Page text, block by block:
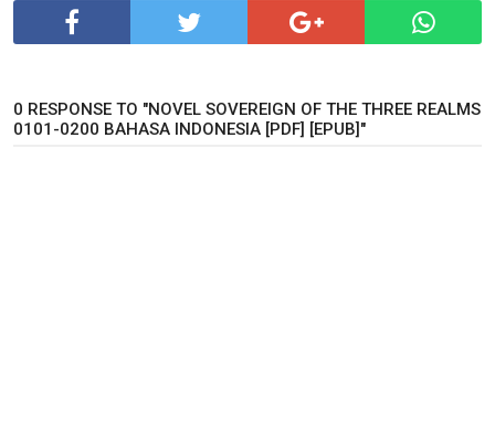
0 RESPONSE TO "NOVEL SOVEREIGN OF THE THREE REALMS
0101-0200 BAHASA INDONESIA [PDF] [EPUB]"